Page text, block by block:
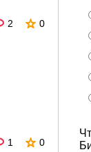
2 0
1 0